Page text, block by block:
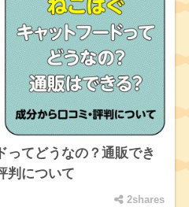
ってどうなの？通販でき
判について
2shares